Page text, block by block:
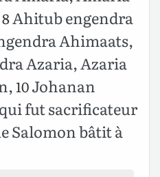
8Ahitub engendra
Ahimaats,
Azaria, Azaria
10Johanan
fut sacrificateur
Salomon bâtit à